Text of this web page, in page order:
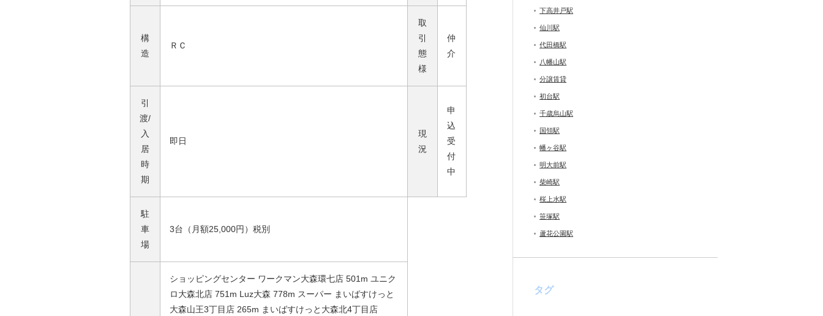
構
造
ＲＣ
取
引
態
様
仲
介
引
渡/
入
居
時
期
即日
現
況
申
込
受
付
中
駐
車
場
3台（月額25,000円）税別
ショッピングセンター ワークマン大森環七店 501m ユニク
ロ大森北店 751m Luz大森 778m スーパー まいばすけっと
大森山王3丁目店 265m まいばすけっと大森北4丁目店
下高井戸駅
仙川駅
代田橋駅
八幡山駅
分譲賃貸
初台駅
千歳烏山駅
国領駅
幡ヶ谷駅
明大前駅
柴崎駅
桜上水駅
笹塚駅
蘆花公園駅
タグ